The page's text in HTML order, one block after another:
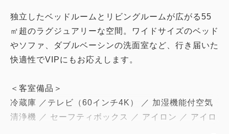
独立したベッドルームとリビングルームが広がる55
㎡超のラグジュアリーな空間。ワイドサイズのベッド
やソファ、ダブルベーシンの洗面室など、行き届いた
快適性でVIPにもお応えします。
＜客室備品＞
冷蔵庫 ／テレビ（60インチ4K） ／ 加湿機能付空気
清浄機 ／ セーフティボックス ／ アイロン ／ アイロ